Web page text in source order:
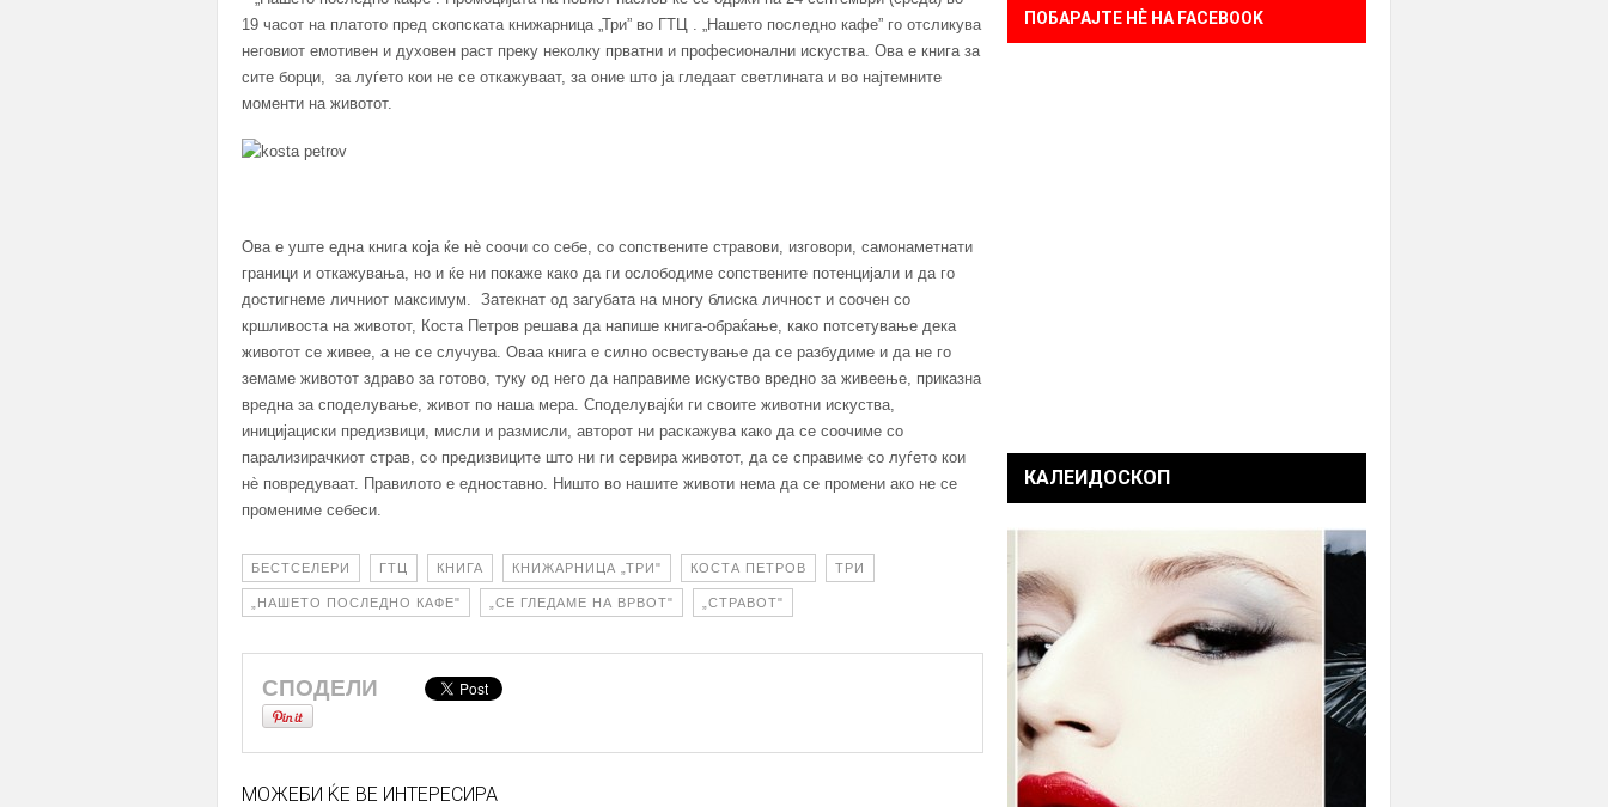
19 часот на платото пред скопската книжарница „Три” во ГТЦ . „Нашето последно кафе” го отсликува
неговиот емотивен и духовен раст преку неколку прватни и професионални искуства. Ова е книга за
сите борци, за луѓето кои не се откажуваат, за оние што ја гледаат светлината и во најтемните
моменти на животот.
Ова е уште една книга која ќе нè соочи со себе, со сопствените стравови, изговори, самонаметнати
граници и откажувања, но и ќе ни покаже како да ги ослободиме сопствените потенцијали и да го
достигнеме личниот максимум. Затекнат од загубата на многу блиска личност и соочен со
кршливоста на животот, Коста Петров решава да напише книга-обраќање, како потсетување дека
животот се живее, а не се случува. Оваа книга е силно освестување да се разбудиме и да не го
земаме животот здраво за готово, туку од него да направиме искуство вредно за живеење, приказна
вредна за споделување, живот по наша мера. Споделувајќи ги своите животни искуства,
иницијациски предизвици, мисли и размисли, авторот ни раскажува како да се соочиме со
парализирачкиот страв, со предизвиците што ни ги сервира животот, да се справиме со луѓето кои
нè повредуваат. Правилото е едноставно. Ништо во нашите животи нема да се промени ако не се
промениме себеси.
БЕСТСЕЛЕРИ ГТЦ КНИГА КНИЖАРНИЦА „ТРИ" КОСТА ПЕТРОВ ТРИ
„НАШЕТО ПОСЛЕДНО КАФЕ" „СЕ ГЛЕДАМЕ НА ВРВОТ" „СТРАВОТ"
СПОДЕЛИ
МОЖЕБИ ЌЕ ВЕ ИНТЕРЕСИРА
ПОБАРАЈТЕ НÈ НА FACEBOOK
КАЛЕИДОСКОП